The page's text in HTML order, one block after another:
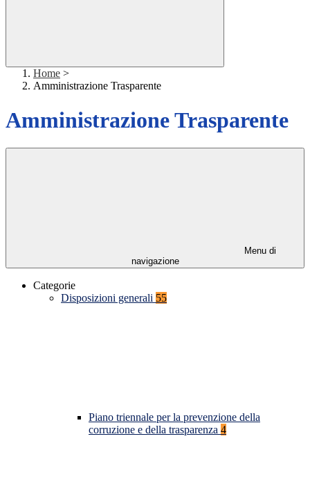
Home >
Amministrazione Trasparente
Amministrazione Trasparente
Menu di
navigazione
Categorie
Disposizioni generali 55
Piano triennale per la prevenzione della
corruzione e della trasparenza 4